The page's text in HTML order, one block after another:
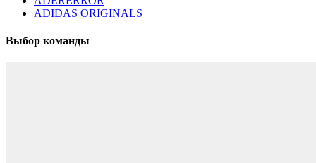
ADIDAS ORIGINALS
Выбор команды